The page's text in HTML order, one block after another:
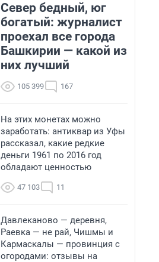
Север бедный, юг
богатый: журналист
проехал все города
Башкирии — какой из
них лучший
105 399 167
На этих монетах можно
заработать: антиквар из Уфы
рассказал, какие редкие
деньги 1961 по 2016 год
обладают ценностью
47 103 11
Давлеканово — деревня,
Раевка — не рай, Чишмы и
Кармаскалы — провинция с
огородами: отзывы на